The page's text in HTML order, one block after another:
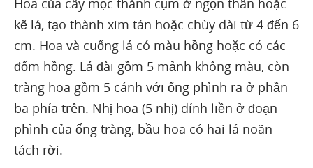
Hoa của cây mọc thành cụm ở ngọn thân hoặc
kẽ lá, tạo thành xim tán hoặc chùy dài từ 4 đến 6
cm. Hoa và cuống lá có màu hồng hoặc có các
đốm hồng. Lá đài gồm 5 mảnh không màu, còn
tràng hoa gồm 5 cánh với ống phình ra ở phần
ba phía trên. Nhị hoa (5 nhị) dính liền ở đoạn
phình của ống tràng, bầu hoa có hai lá noãn
tách rời.